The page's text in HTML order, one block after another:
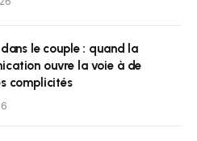
le couple : quand la
ouvre la voie à de
complicités